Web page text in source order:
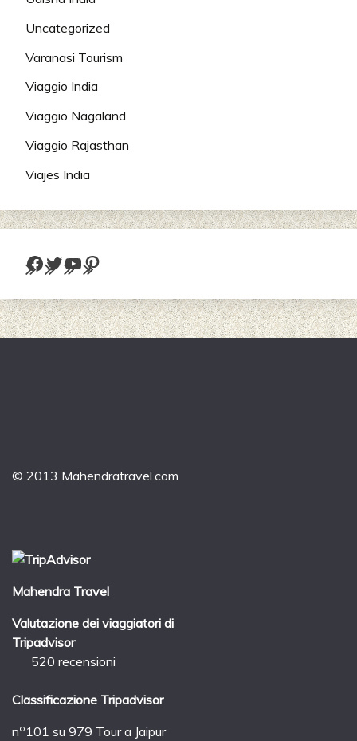
Uncategorized
Varanasi Tourism
Viaggio India
Viaggio Nagaland
Viaggio Rajasthan
Viajes India
Facebook
Twitter
YouTube
Pinterest
© 2013 Mahendratravel.com
Mahendra Travel
Valutazione dei viaggiatori di
Tripadvisor
520 recensioni
Classificazione Tripadvisor
no 101 su 979 Tour a Jaipur